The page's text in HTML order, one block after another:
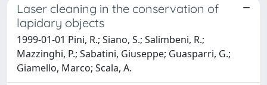
Laser cleaning in the conservation of
lapidary objects
1999-01-01 Pini, R.; Siano, S.; Salimbeni, R.;
Mazzinghi, P.; Sabatini, Giuseppe; Guasparri, G.;
Giamello, Marco; Scala, A.